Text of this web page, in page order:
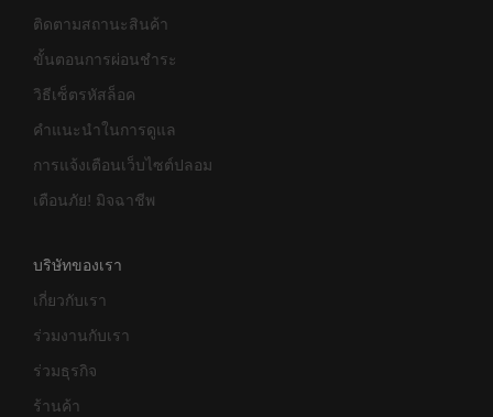
ติดตามสถานะสินค้า
ขั้นตอนการผ่อนชำระ
วิธีเซ็ตรหัสล็อค
คำแนะนำในการดูแล
การแจ้งเตือนเว็บไซต์ปลอม
เตือนภัย! มิจฉาชีพ
บริษัทของเรา
เกี่ยวกับเรา
ร่วมงานกับเรา
ร่วมธุรกิจ
ร้านค้า